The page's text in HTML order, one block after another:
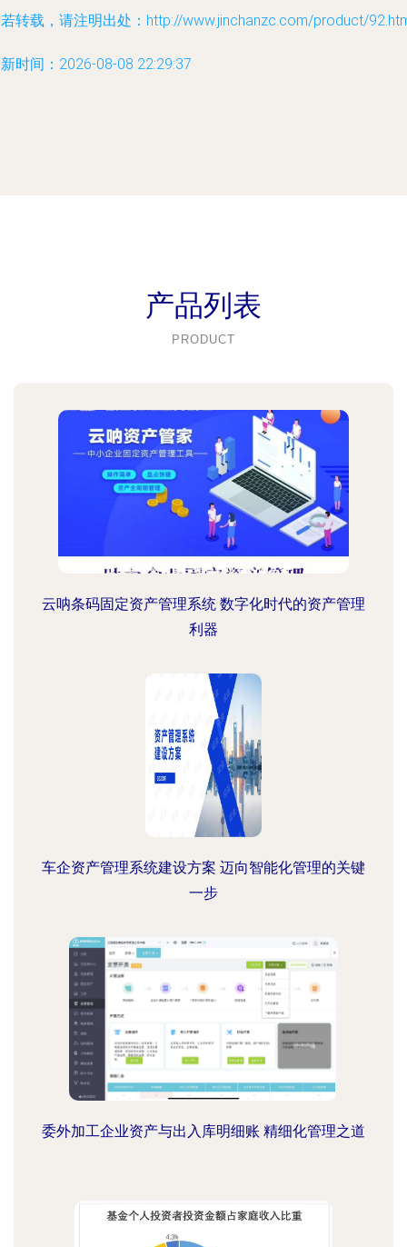
转载，请注明出处：http://www.jinchanzc.com/product/
时间：2026-08-08 22:29:37
产品列表
PRODUCT
云呐条码固定资产管理系统 数字化时代的资产管理
利器
车企资产管理系统建设方案 迈向智能化管理的关键
一步
委外加工企业资产与出入库明细账 精细化管理之道